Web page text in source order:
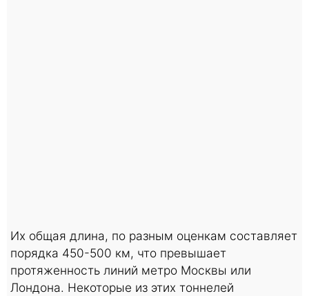
Их общая длина, по разным оценкам составляет
порядка 450-500 км, что превышает
протяженность линий метро Москвы или
Лондона. Некоторые из этих тоннелей